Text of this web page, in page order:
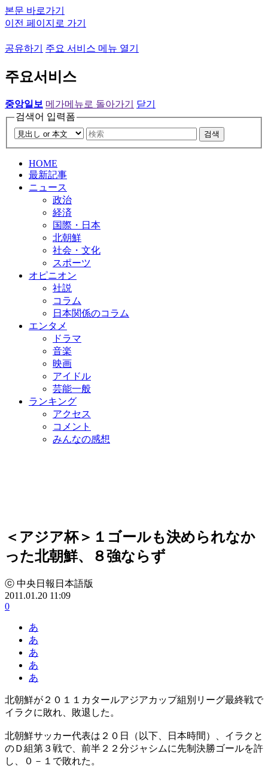
본문 바로가기
이전 페이지로 가기
공유하기 주요 서비스 메뉴 열기
주요서비스
중앙일보 메가메뉴로 돌아가기
닫기
검색어 입력폼
검색
HOME
最新記事
ニュース
政治
経済
国際・日本
北朝鮮
社会・文化
スポーツ
オピニオン
社説
コラム
日本関係のコラム
エンタメ
ドラマ
音楽
映画
アイドル
芸能一般
ランキング
アクセス
コメント
みんなの感想
＜アジア杯＞１ゴールも決められなか
った北朝鮮、８強ならず
ⓒ 中央日報日本語版
2011.01.20 11:09
0
あ
あ
あ
あ
あ
北朝鮮が２０１１カタールアジアカップ組別リーグ最終戦で
イラクに敗れ、敗退した。
北朝鮮サッカー代表は２０日（以下、日本時間）、イラクと
のＤ組第３戦で、前半２２分ジャシムに先制決勝ゴールを許
し、０－１で敗れた。